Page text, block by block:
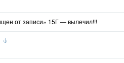
от записи» 15Г — вылечил!!!